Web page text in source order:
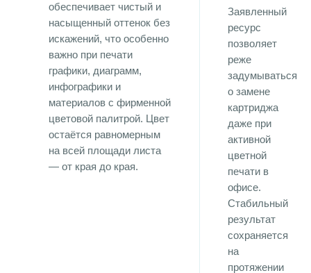
обеспечивает чистый и
насыщенный оттенок без
искажений, что особенно
важно при печати
графики, диаграмм,
инфографики и
материалов с фирменной
цветовой палитрой. Цвет
остаётся равномерным
на всей площади листа
— от края до края.
Заявленный
ресурс
позволяет
реже
задумываться
о замене
картриджа
даже при
активной
цветной
печати в
офисе.
Стабильный
результат
сохраняется
на
протяжении